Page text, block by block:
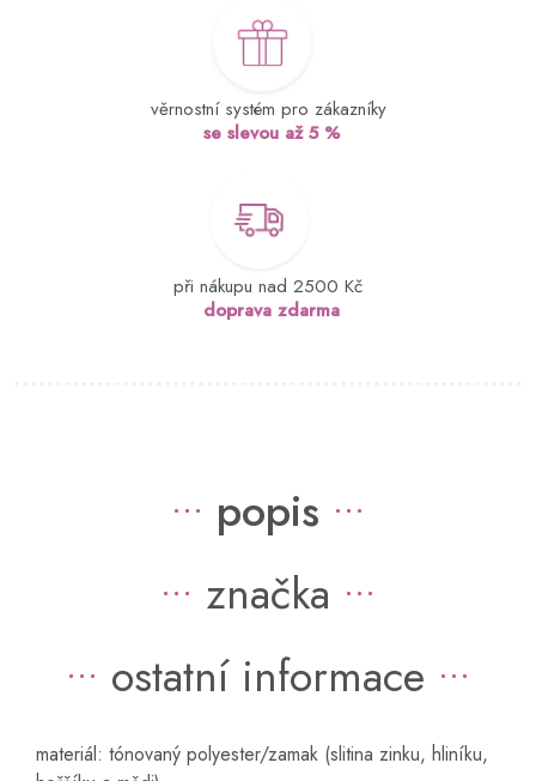
věrnostní systém pro zákazníky
se slevou až 5 %
při nákupu nad 2500 Kč
doprava zdarma
popis
značka
ostatní informace
materiál: tónovaný polyester/zamak (slitina zinku, hliníku,